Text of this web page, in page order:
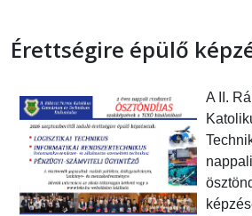
Érettségire épülő
A II.